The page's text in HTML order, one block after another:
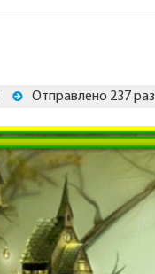
Отправлено 237 раз